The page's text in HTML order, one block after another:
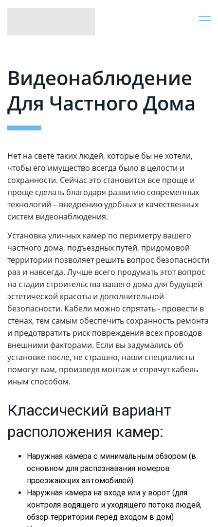
Видеонаблюдение
Для Частного Дома
Нет на свете таких людей, которые бы не хотели,
чтобы его имущество всегда было в целости и
сохранности. Сейчас это становится все проще и
проще сделать благодаря развитию современных
технологий – внедрению удобных и качественных
систем видеонаблюдения.
Установка уличных камер по периметру вашего
частного дома, подъездных путей, придомовой
территории позволяет решить вопрос безопасности
раз и навсегда. Лучше всего продумать этот вопрос
на стадии строительства вашего дома для будущей
эстетической красоты и дополнительной
безопасности. Кабели можно спрятать - провести в
стенах, тем самым обеспечить сохранность ремонта
и предотвратить риск повреждения всех проводов
внешними факторами. Если вы задумались об
установке после, не страшно, наши специалисты
помогут вам, произведя монтаж и спрячут кабель
иным способом.
Классический вариант
расположения камер:
Наружная камера с минимальным обзором (в
основном для распознавания номеров
проезжающих автомобилей)
Наружная камера на входе или у ворот (для
контроля водящего и уходящего потока людей,
обзор территории перед входом в дом)